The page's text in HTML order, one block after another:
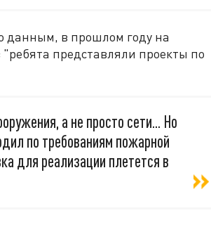
данным, в прошлом году на
"ребята представляли проекты по
а не просто сети... Но
по требованиям пожарной
для реализации плетется в